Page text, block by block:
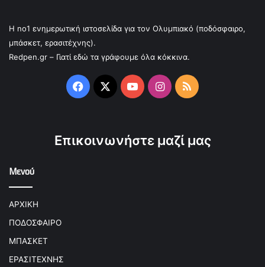
Η no1 ενημερωτική ιστοσελίδα για τον Ολυμπιακό (ποδόσφαιρο,
μπάσκετ, ερασιτέχνης).
Redpen.gr – Γιατί εδώ τα γράφουμε όλα κόκκινα.
Facebook
X YouTubeInstagram
RSS
Επικοινωνήστε μαζί μας
Μενού
ΑΡΧΙΚΗ
ΠΟΔΟΣΦΑΙΡΟ
ΜΠΑΣΚΕΤ
ΕΡΑΣΙΤΕΧΝΗΣ